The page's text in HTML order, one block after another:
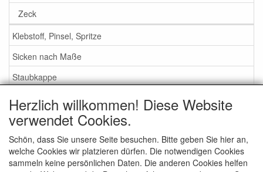
Zeck
Klebstoff, Pinsel, Spritze
Sicken nach Maße
Staubkappe
Service
Schaumstoff oder Gummi Sicken?
Herzlich willkommen! Diese Website
verwendet Cookies.
Schön, dass Sie unsere Seite besuchen. Bitte geben Sie hier an,
welche Cookies wir platzieren dürfen. Die notwendigen Cookies
sammeln keine persönlichen Daten. Die anderen Cookies helfen